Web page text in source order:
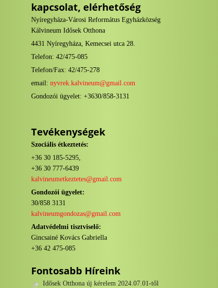
kapcsolat, elérhetőség
Nyíregyháza-Városi Református Egyházközség
Kálvineum Idősek Otthona
4431 Nyíregyháza, Kemecsei utca 28.
Telefon: 42/475-085
Telefon/Fax: 42/475-278
email: nyvrek.kalvineum@gmail.com
Gondozói ügyelet: +3630/858-3131
Tevékenységek
Szociális étkeztetés:
+36 30 185-5295,
+36 30 777-6439
kalvineumetkeztetes@gmail.com
Gondozói ügyelet:
30/858 3131
kalvineumgondozas@gmail.com
Adatvédelmi tisztviselő:
Gincsainé Kovács Gabriella
+36 42 475-085
Fontosabb Híreink
Idősek Otthona új kérelem 2024.07.01-től